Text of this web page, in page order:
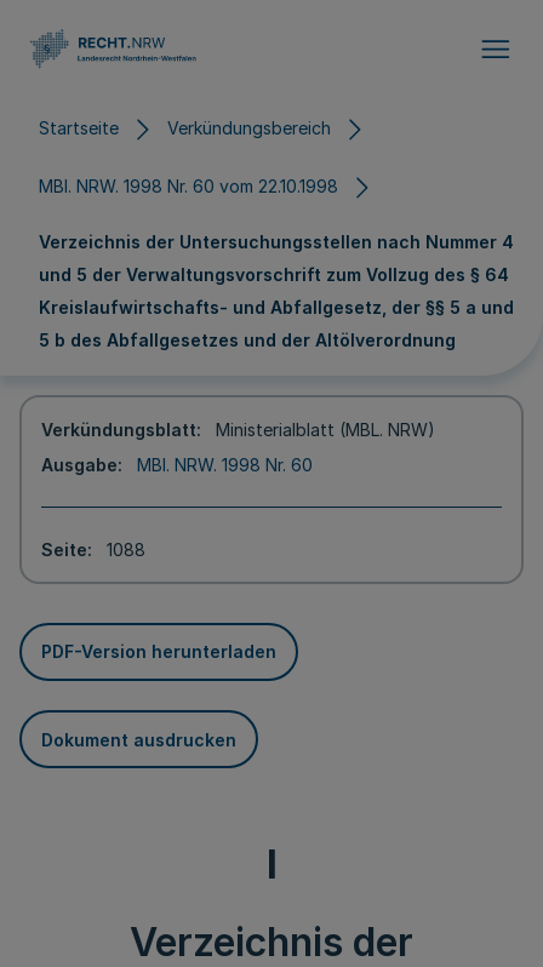
Startseite Verkündungsbereich
MBl. NRW. 1998 Nr. 60 vom 22.10.1998
Verzeichnis der Untersuchungsstellen nach Nummer 4
und 5 der Verwaltungsvorschrift zum Vollzug des § 64
Kreislaufwirtschafts- und Abfallgesetz, der §§ 5 a und
5 b des Abfallgesetzes und der Altölverordnung
Verkündungsblatt
Ministerialblatt (MBL. NRW)
Ausgabe
MBl. NRW. 1998 Nr. 60
Seite 1088
PDF-Version herunterladen
Dokument ausdrucken
I
Verzeichnis der